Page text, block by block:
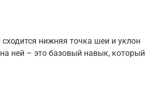
нижняя точка шеи и уклон
ней – это базовый навык, который